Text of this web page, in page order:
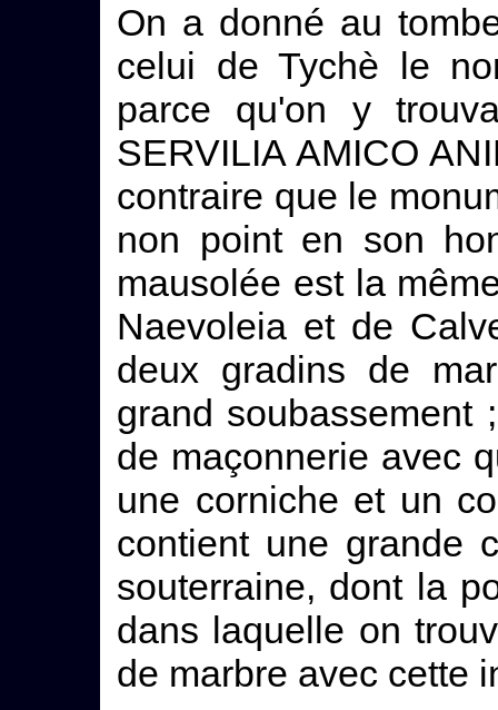
On a donné au
celui de Tychè le
parce qu'on y
SERVILIA AMICO
contraire que le
non point en son
mausolée est la
Naevoleia et de
deux gradins de
grand soubassement
de maçonnerie avec
une corniche et un
contient une grande
souterraine, dont la
dans laquelle on
de marbre avec cette